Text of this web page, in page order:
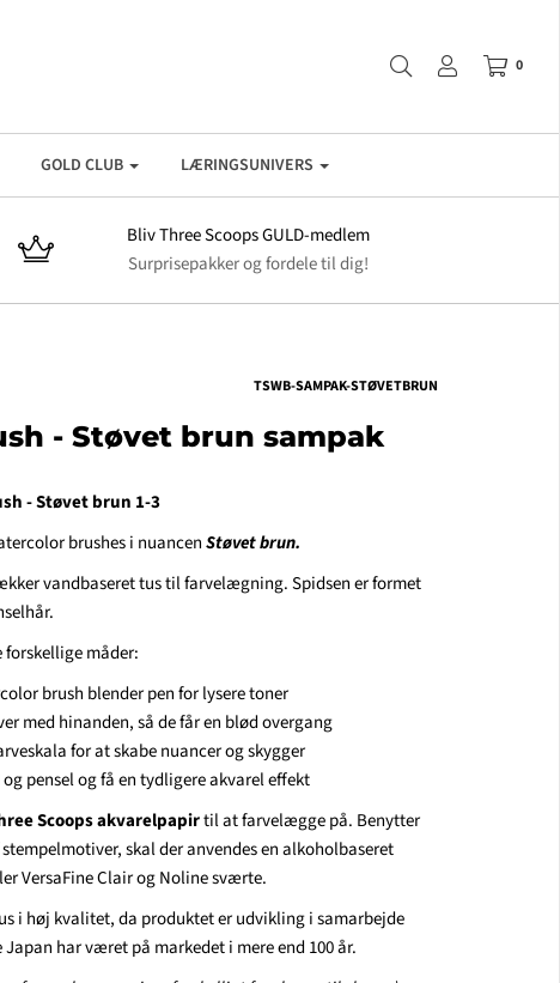
0
GOLD CLUB LÆRINGSUNIVERS
Bliv Three Scoops GULD-medlem
Surprisepakker og fordele til dig!
TSWB-SAMPAK-STØVETBRUN
- Støvet brun sampak
- Støvet brun 1-3
brushes i nuancen Støvet brun.
vandbaseret tus til farvelægning. Spidsen er formet
forskellige måder:
brush blender pen for lysere toner
med hinanden, så de får en blød overgang
for at skabe nuancer og skygger
pensel og få en tydligere akvarel effekt
Scoops akvarelpapirtil at farvelægge på. Benytter
skal der anvendes en alkoholbaseret
VersaFine Clair og Noline sværte.
i høj kvalitet, da produktet er udvikling i samarbejde
har været på markedet i mere end 100 år.